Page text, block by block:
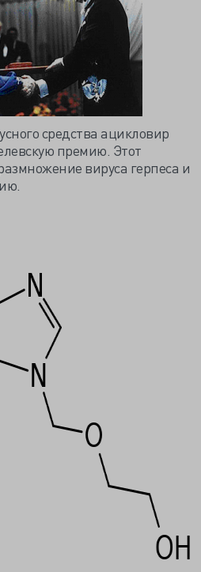
средства ацикловир
премию. Этот
вируса герпеса и